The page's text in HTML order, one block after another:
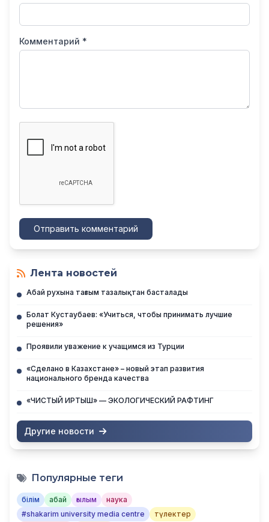
Комментарий *
Отправить комментарий
Лента новостей
Абай рухына тағзым тазалықтан басталады
Болат Кустаубаев: «Учиться, чтобы принимать лучшие
решения»
Проявили уважение к учащимся из Турции
«Сделано в Казахстане» – новый этап развития
национального бренда качества
«ЧИСТЫЙ ИРТЫШ» — ЭКОЛОГИЧЕСКИЙ РАФТИНГ
Другие новости
Популярные теги
білім абай ғылым
наука
#shakarim university media centre
түлектер